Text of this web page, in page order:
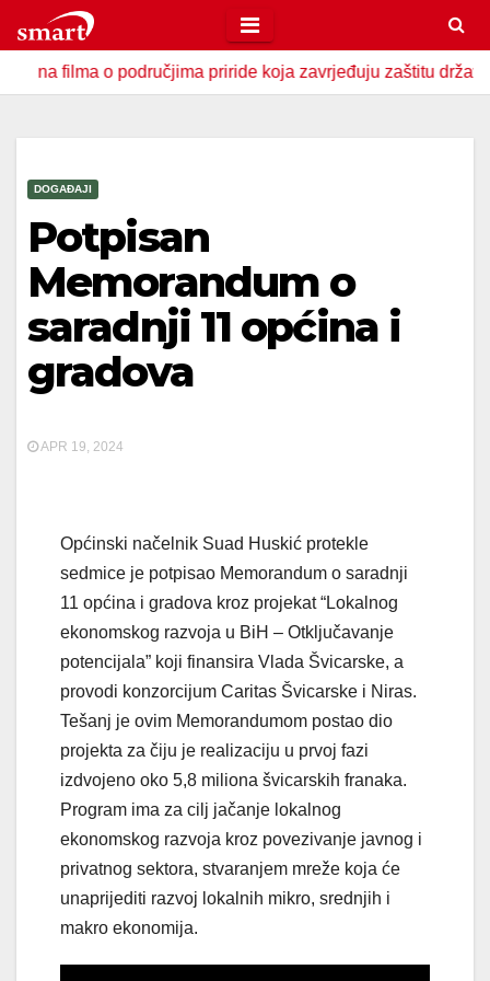
to
contento područjima priride koja zavrjeđuju zaštitu države U
DOGAĐAJI
Potpisan
Memorandum o
saradnji 11 općina i
gradova
APR 19, 2024
Općinski načelnik Suad Huskić protekle
sedmice je potpisao Memorandum o saradnji
11 općina i gradova kroz projekat “Lokalnog
ekonomskog razvoja u BiH – Otključavanje
potencijala” koji finansira Vlada Švicarske, a
provodi konzorcijum Caritas Švicarske i Niras.
Tešanj je ovim Memorandumom postao dio
projekta za čiju je realizaciju u prvoj fazi
izdvojeno oko 5,8 miliona švicarskih franaka.
Program ima za cilj jačanje lokalnog
ekonomskog razvoja kroz povezivanje javnog i
privatnog sektora, stvaranjem mreže koja će
unaprijediti razvoj lokalnih mikro, srednjih i
makro ekonomija.